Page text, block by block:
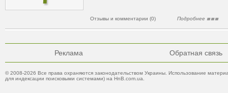
Отзывы и комментарии (0) Подробнее
Реклама Обратная связь
© 2008-2026 Все права охраняются законодательством Украины. Использование
для индексации поисковыми системами) на HnB.com.ua.